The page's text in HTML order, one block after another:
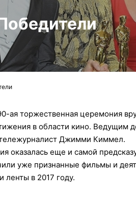
ая торжественная церемония
в области кино. Ведущим
Джимми Киммел.
оказалась еще и самой
уже признанные фильмы и
ленты в 2017 году.